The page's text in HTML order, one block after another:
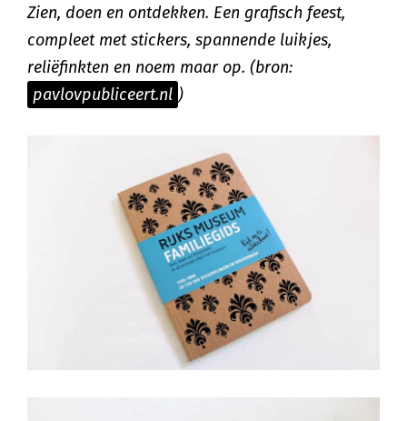
Zien, doen en ontdekken. Een grafisch feest,
compleet met stickers, spannende luikjes,
reliëfinkten en noem maar op. (bron:
pavlovpubliceert.nl )